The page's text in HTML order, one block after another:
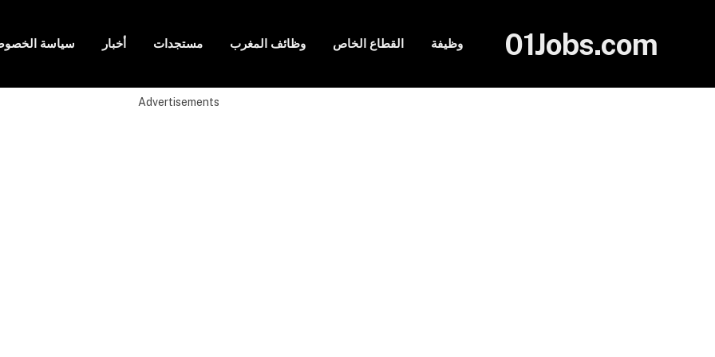
01Jobs.com وظيفة القطاع الخاص وظائف المغرب مستجدات أخبار سياسة
Advertisements